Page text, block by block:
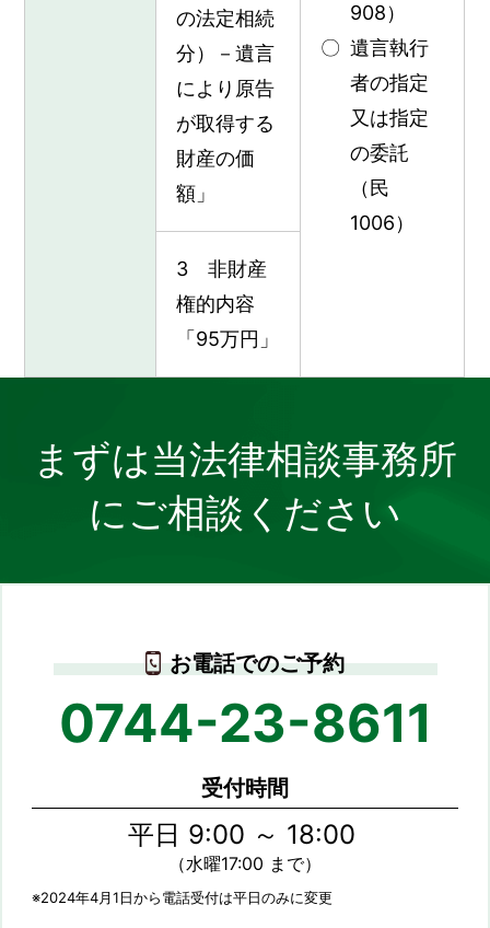
908）
遺言執行
者の指定
又は指定
の委託
（民
1006）
の法定相続
分）－遺言
により原告
が取得する
財産の価
額」
3 非財産
権的内容
「95万円」
まずは当法律相談事務所
にご相談ください
お電話でのご予約
0744-23-8611
受付時間
平日 9:00 ～ 18:00
（水曜17:00 まで）
※2024年4月1日から電話受付は平日のみに変更